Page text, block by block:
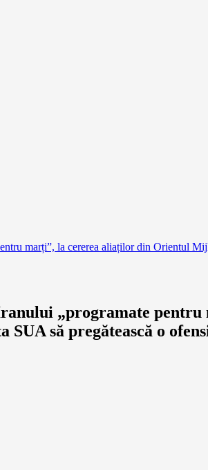
marți”, la cererea aliaților din Orientul
„programate
să pregătească o